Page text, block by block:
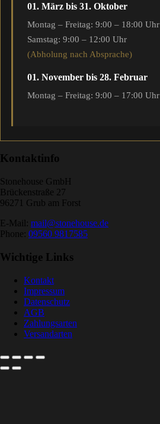
01. März bis 31. Oktober
Montag – Freitag: 9:00 – 18:00 Uhr
Samstag: 9:00 – 12:00 Uhr
(Abholung nach Absprache)
01. November bis 28. Februar
Montag – Freitag: 9:00 – 17:00 Uhr
Kontaktinfo
Stonehouse GmbH
Brückenstraße 27
96271 Grub am Forst
E-Mail: mail@stonehouse.de
Phone: 09560 9817585
Wichtige Links
Kontakt
Impressum
Datenschutz
AGB
Zahlungsarten
Versandarten